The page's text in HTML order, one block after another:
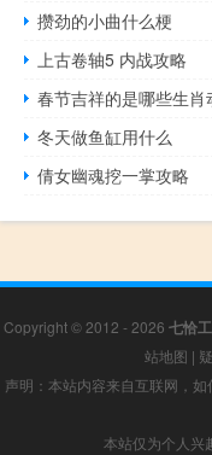
攒劲的小曲什么梗
上古卷轴5 内战攻略
春节吉祥的是哪些生肖
冬天做鱼缸用什么
倩女幽魂挖一掌攻略
Copyright © 2012 - 2026 七恰
站地图 |
声明：本站内容来自互联网，
本站仅为个人兴